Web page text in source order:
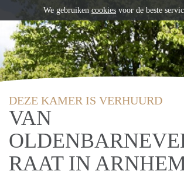
DEZE KAMER IS VERHUURD
VAN
RAAT IN
We gebruiken cookies voor de beste